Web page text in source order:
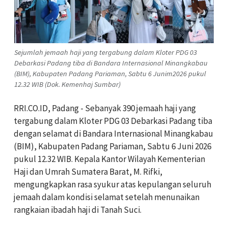
Sejumlah jemaah haji yang tergabung dalam Kloter PDG 03
Debarkasi Padang tiba di Bandara Internasional Minangkabau
(BIM), Kabupaten Padang Pariaman, Sabtu 6 Junim2026 pukul
12.32 WIB (Dok. Kemenhaj Sumbar)
RRI.CO.ID, Padang - Sebanyak 390 jemaah haji yang
tergabung dalam Kloter PDG 03 Debarkasi Padang tiba
dengan selamat di Bandara Internasional Minangkabau
(BIM), Kabupaten Padang Pariaman, Sabtu 6 Juni 2026
pukul 12.32 WIB. Kepala Kantor Wilayah Kementerian
Haji dan Umrah Sumatera Barat, M. Rifki,
mengungkapkan rasa syukur atas kepulangan seluruh
jemaah dalam kondisi selamat setelah menunaikan
rangkaian ibadah haji di Tanah Suci.